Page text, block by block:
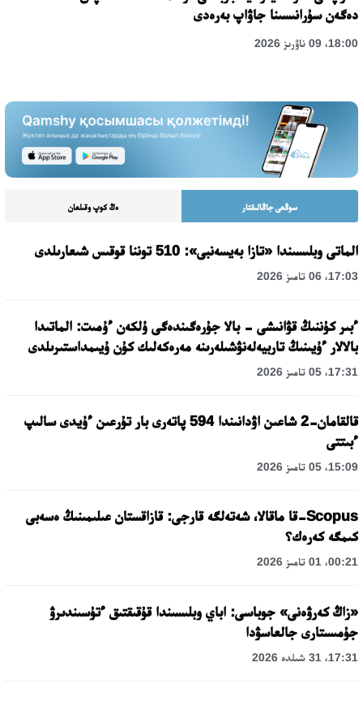
دەگەن سۇرانىسىنا جاۋاپ بەرەدى
18:00، 09 ناۋرىز 2026
سوڭعى جاڭالىقتار ەڭ كوپ وقىلعان
الماتى وبلىسىندا «تازا بەيسەنبى»: 510 توننا قوقىس شىعارىلدى
17:03، 06 تامىز 2026
ءبىر كۇننىڭ قۋانىشى - بالا جۇرەگىندەگى ۇلكەن ءۇمىت: الماتىدا
بالالار ءۇيىنىڭ تاربيەلەنۋشىلەرىنە مەرەكەلىك كۇن ۇيىمداستىرىلدى
17:31، 05 تامىز 2026
قالقامان-2 شاعىن اۋدانىندا 594 پاتەرى بار تۇرعىن ءۇيدى سالىپ
ءبىتتى
15:09، 05 تامىز 2026
Scopus-قا ماقالا، شەتەلگە قارجى: قازاقستان عىلىمىنىڭ ەسەبى
كىمگە كەرەك؟
00:21، 01 تامىز 2026
«زاڭ كەرۋەنى» جوباسى: اباي وبلىسىندا قۇقىقتىق ءتۇسىندىرۋ
جۇمىستارى جالعاسۋدا
17:31، 31 شىلدە 2026